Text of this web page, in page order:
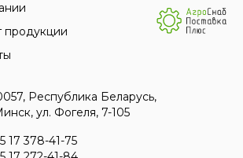
продукции
Республика Беларусь,
ул. Фогеля, 7-105
17 378-41-75